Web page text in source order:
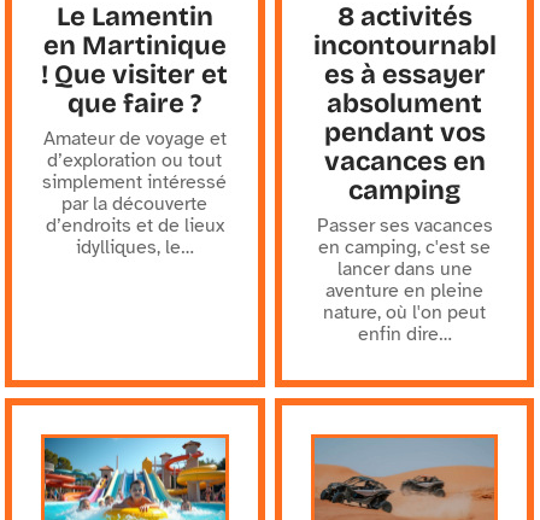
Le Lamentin
en Martinique
! Que visiter et
que faire ?
Amateur de voyage et
d’exploration ou tout
simplement intéressé
par la découverte
d’endroits et de lieux
idylliques, le…
8 activités
incontournabl
es à essayer
absolument
pendant vos
vacances en
camping
Passer ses vacances
en camping, c'est se
lancer dans une
aventure en pleine
nature, où l'on peut
enfin dire…